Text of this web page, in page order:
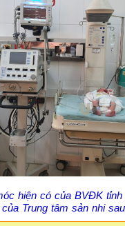
hiện có của BVĐK
Trung tâm sản nhi